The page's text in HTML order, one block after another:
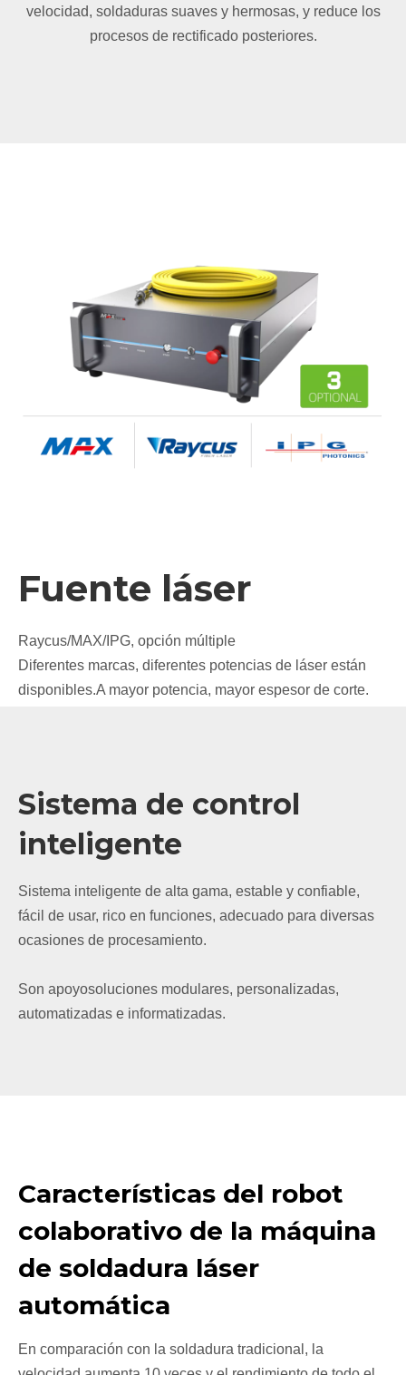
velocidad, soldaduras suaves y hermosas, y reduce los
procesos de rectificado posteriores.
Fuente láser
Raycus/MAX/IPG, opción múltiple
Diferentes marcas, diferentes potencias de láser están
disponibles.A mayor potencia, mayor espesor de corte.
Sistema de control
inteligente
Sistema inteligente de alta gama, estable y confiable,
fácil de usar, rico en funciones, adecuado para diversas
ocasiones de procesamiento.
Son apoyosoluciones modulares, personalizadas,
automatizadas e informatizadas.
Características del robot
colaborativo de la máquina
de soldadura láser
automática
En comparación con la soldadura tradicional, la